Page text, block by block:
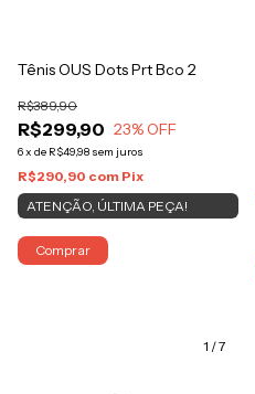
Tênis OUS Dots Prt Bco 2
R$299,90
R$389,90
23% OFF
6x de R$49,98 sem juros
R$290,90 com Pix
ATENÇÃO, ÚLTIMA PEÇA!
Comprar
1 /7